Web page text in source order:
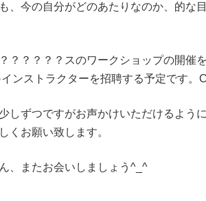
、今の自分がどのあたりなのか、的な
？？？？？スのワークショップの開催
ンストラクターを招聘する予定です。
しずつですがお声かけいただけるよう
くお願い致します。
、またお会いしましょう^_^